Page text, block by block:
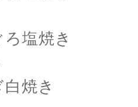
ろ塩焼き
白焼き